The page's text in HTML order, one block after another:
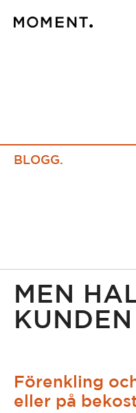
BLOGG.
MEN
Förenkling
eller på